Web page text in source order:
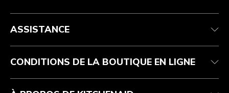
Service après-vente
Garantie et documents
Contactez-nous
Conditions générales de vente
Retours et remboursements
Imprint
ODR
La marque
Trouver une boutique
ASSISTANCE
CONDITIONS DE LA BOUTIQUE EN LIGNE